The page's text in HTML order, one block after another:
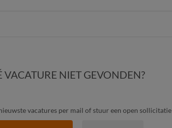
VACATURE NIET GEVONDEN?
vacatures per mail of stuur een open sollicitatie